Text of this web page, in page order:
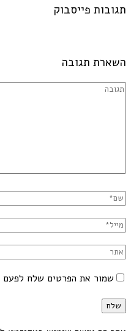
תגובות פייסבוק
השארת תגובה
שמור את הפרטים שלח לפעם